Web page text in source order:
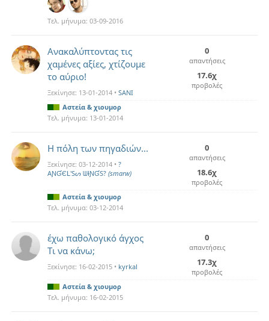
Τελ. μήνυμα: 03-09-2016
Ανακαλύπτοντας τις
χαμένες αξίες, χτίζουμε
το αύριο!
Ξεκίνησε: 13-01-2014 • SANI
0
απαντήσεις
17.6χ
προβολές
Αστεία & χιουμορ
Τελ. μήνυμα: 13-01-2014
Η πόλη των πηγαδιών...
Ξεκίνησε: 03-12-2014 • ?
AƝƓЄԼ'Sᔕ ᗯƗƝƓS? (smarw)
0
απαντήσεις
18.6χ
προβολές
Αστεία & χιουμορ
Τελ. μήνυμα: 03-12-2014
έχω παθολογικό άγχος
Τι να κάνω;
Ξεκίνησε: 16-02-2015 • kyrkal
0
απαντήσεις
17.3χ
προβολές
Αστεία & χιουμορ
Τελ. μήνυμα: 16-02-2015